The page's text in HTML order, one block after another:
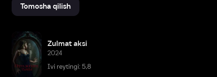
Tomosha qilish
Zulmat aksi
2024
Ivi reytingi: 5,8